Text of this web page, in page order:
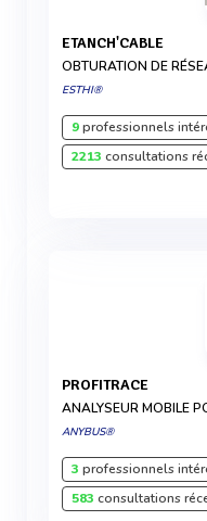
ETANCH'CABLE
OBTURATION DE
ESTHI®
9professionnels
2213 consultations
PROFITRACE
ANALYSEUR MOBILE
ANYBUS®
3 professionnels
583 consultations